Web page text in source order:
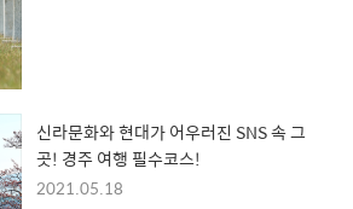
신라문화와 현대가 어우러진 SNS 속 그
곳! 경주 여행 필수코스!
2021.05.18